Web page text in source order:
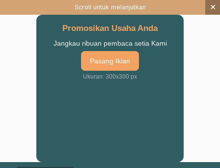
Scroll untuk melanjutkan ×
Promosikan Usaha Anda
Jangkau ribuan pembaca setia Kami
Pasang Iklan
Ukuran: 300x300 px